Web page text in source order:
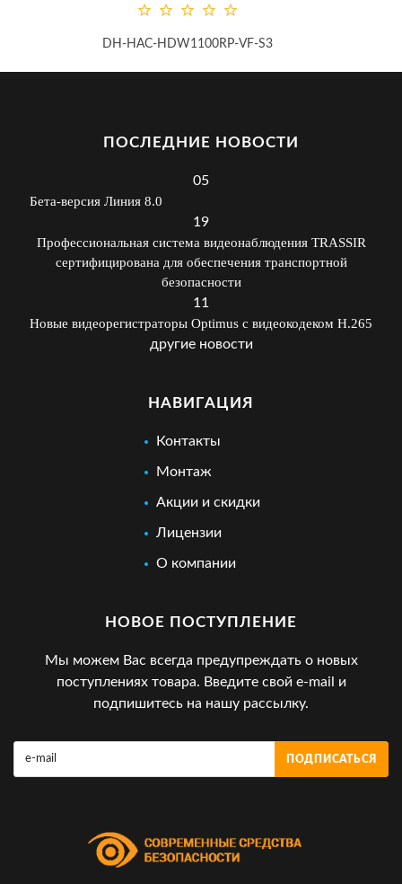
DH-HAC-HDW1100RP-VF-S3
ПОСЛЕДНИЕ НОВОСТИ
05
Бета-версия Линия 8.0
19
Профессиональная система видеонаблюдения TRASSIR
сертифицирована для обеспечения транспортной
безопасности
11
Новые видеорегистраторы Optimus с видеокодеком H.265
другие новости
НАВИГАЦИЯ
Контакты
Монтаж
Акции и скидки
Лицензии
О компании
НОВОЕ ПОСТУПЛЕНИЕ
Мы можем Вас всегда предупреждать о новых
поступлениях товара. Введите свой e-mail и
подпишитесь на нашу рассылку.
ПОДПИСАТЬСЯ